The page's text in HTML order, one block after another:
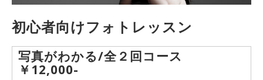
初心者向けフォトレッスン
写真がわかる/全２回コース
￥12,000-